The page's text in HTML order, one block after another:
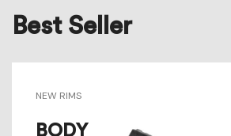
Best Seller
NEW RIMS
BODY